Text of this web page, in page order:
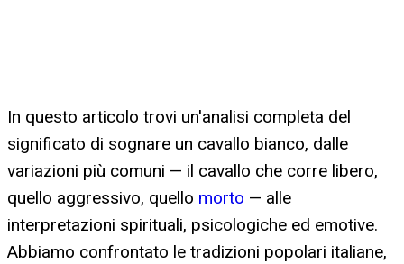
In questo articolo trovi un'analisi completa del
significato di sognare un cavallo bianco, dalle
variazioni più comuni — il cavallo che corre libero,
quello aggressivo, quello morto — alle
interpretazioni spirituali, psicologiche ed emotive.
Abbiamo confrontato le tradizioni popolari italiane,